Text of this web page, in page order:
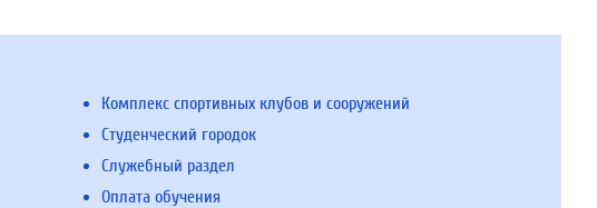
Комплекс спортивных клубов и сооружений
Студенческий городок
Служебный раздел
Оплата обучения